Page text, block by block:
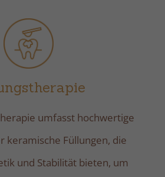
umfasst hochwertige
keramische Füllungen, die
und Stabilität bieten, um